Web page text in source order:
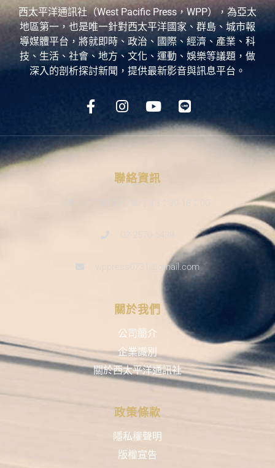
西太平洋通訊社（West Pacific Press，WPP），為亞太
地區第一，也是唯一針對西太平洋國家、群島、城市報
導媒體平台，將就即時、政治、國際、經濟、產業、科
技、生活、社會、地方、文化、運動、娛樂等議題，做
深入的剖析探討新聞，提供最新影音與訊息平台。
聯絡資訊
9：30-12：00；13：30-18：00
02-2570-5439
wppress0731@gmail.com
關於我們
公司簡介
企業識別
關於西太平洋通訊社
政策條款
隱私權聲明
版權宣告